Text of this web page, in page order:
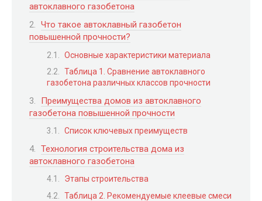
автоклавного газобетона
Что такое автоклавный газобетон
повышенной прочности?
Основные характеристики материала
Таблица 1. Сравнение автоклавного
газобетона различных классов прочности
Преимущества домов из автоклавного
газобетона повышенной прочности
Список ключевых преимуществ
Технология строительства дома из
автоклавного газобетона
Этапы строительства
Таблица 2. Рекомендуемые клеевые смеси